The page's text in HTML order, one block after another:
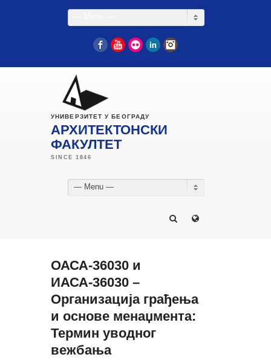
FacebookYouTube
Flickr LinkedIn
УНИВЕРЗИТЕТ У БЕОГРАДУ
АРХИТЕКТОНСКИ
ФАКУЛТЕТ
— Menu —
ОАСА-36030 и
ИАСА-36030 –
Организација грађења
и основе менаџмента:
Термин уводног
вежбања